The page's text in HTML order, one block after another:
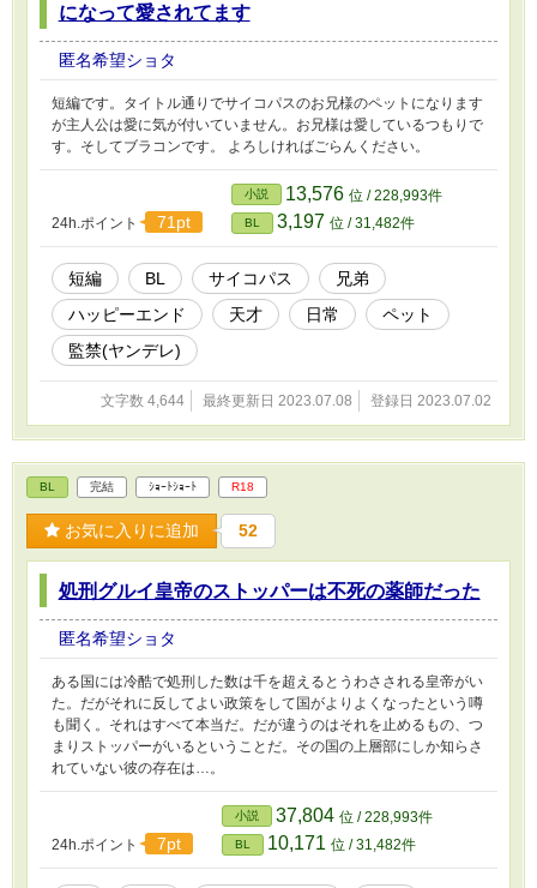
になって愛されてます
匿名希望ショタ
短編です。タイトル通りでサイコパスのお兄様のペットになります
が主人公は愛に気が付いていません。お兄様は愛しているつもりで
す。そしてブラコンです。 よろしければごらんください。
24h.ポイント 71pt
小説 13,576 位 / 228,993件
BL 3,197 位 / 31,482件
短編 BL サイコパス
兄弟
ハッピーエンド
天才 日常
ペット
監禁(ヤンデレ)
文字数 4,644 最終更新日 2023.07.08 登録日 2023.07.02
BL 完結 ｼｮｰﾄｼｮｰﾄ R18
お気に入りに追加 52
処刑グルイ皇帝のストッパーは不死の薬師だった
匿名希望ショタ
ある国には冷酷で処刑した数は千を超えるとうわさされる皇帝がい
た。だがそれに反してよい政策をして国がよりよくなったという噂
も聞く。それはすべて本当だ。だが違うのはそれを止めるもの、つ
まりストッパーがいるということだ。その国の上層部にしか知らさ
れていない彼の存在は…。
24h.ポイント 7pt
小説 37,804 位 / 228,993件
BL 10,171 位 / 31,482件